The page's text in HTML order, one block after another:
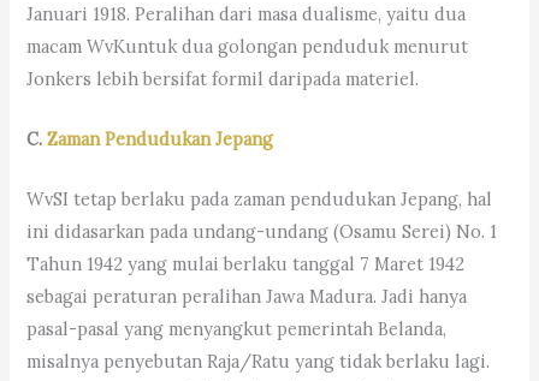
Januari 1918. Peralihan dari masa dualisme, yaitu dua
macam WvKuntuk dua golongan penduduk menurut
Jonkers lebih bersifat formil daripada materiel.
C.Zaman Pendudukan Jepang
WvSI tetap berlaku pada zaman pendudukan Jepang, hal
ini didasarkan pada undang-undang (Osamu Serei) No. 1
Tahun 1942 yang mulai berlaku tanggal 7 Maret 1942
sebagai peraturan peralihan Jawa Madura. Jadi hanya
pasal-pasal yang menyangkut pemerintah Belanda,
misalnya penyebutan Raja/Ratu yang tidak berlaku lagi.